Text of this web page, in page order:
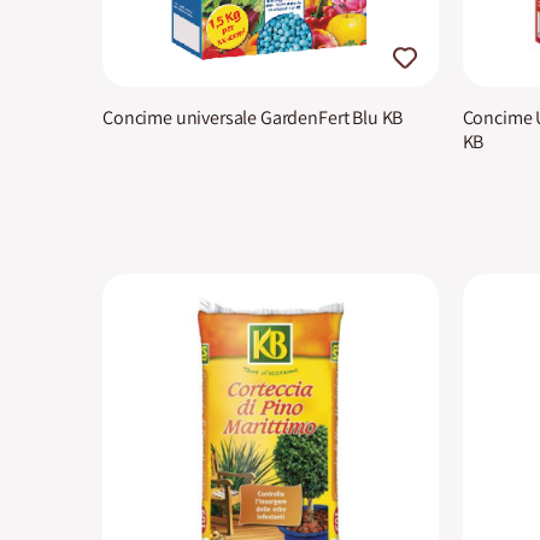
Concime universale GardenFert Blu KB
Concime
KB